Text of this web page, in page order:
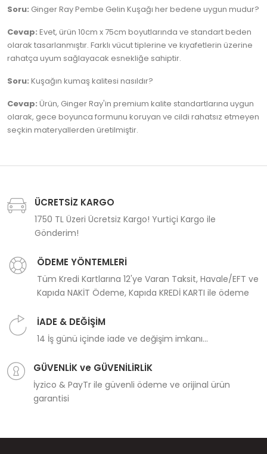
Soru: Ginger Ray Pembe Gelin Kuşağı her bedene uygun mudur?
Cevap: Evet, ürün 10cm x 75cm boyutlarında ve standart beden
olarak tasarlanmıştır. Farklı vücut tiplerine ve kıyafetlerin üzerine
rahatça uyum sağlayacak esnekliğe sahiptir.
Soru: Kuşağın kumaş kalitesi nasıldır?
Cevap: Ürün, Ginger Ray'in premium kalite standartlarına uygun
olarak, gece boyunca formunu koruyan ve cildi rahatsız etmeyen
seçkin materyallerden üretilmiştir.
ÜCRETSİZ KARGO
1750 TL Üzeri Ücretsiz Kargo! Yurtiçi Kargo ile
Gönderim!
ÖDEME YÖNTEMLERİ
Tüm Kredi Kartlarına 12'ye Varan Taksit, Havale/EFT ve
Kapıda NAKİT Ödeme, Kapıda KREDİ KARTI ile ödeme
İADE & DEĞİŞİM
14 İş günü içinde iade ve değişim imkanı...
GÜVENLİK ve GÜVENİLİRLİK
İyzico & PayTr ile güvenli ödeme ve orijinal ürün
garantisi